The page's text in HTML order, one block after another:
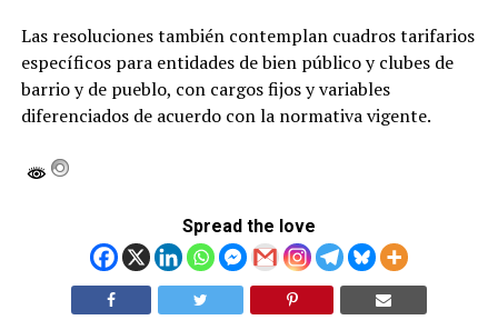
Las resoluciones también contemplan cuadros tarifarios
específicos para entidades de bien público y clubes de
barrio y de pueblo, con cargos fijos y variables
diferenciados de acuerdo con la normativa vigente.
Spread the love